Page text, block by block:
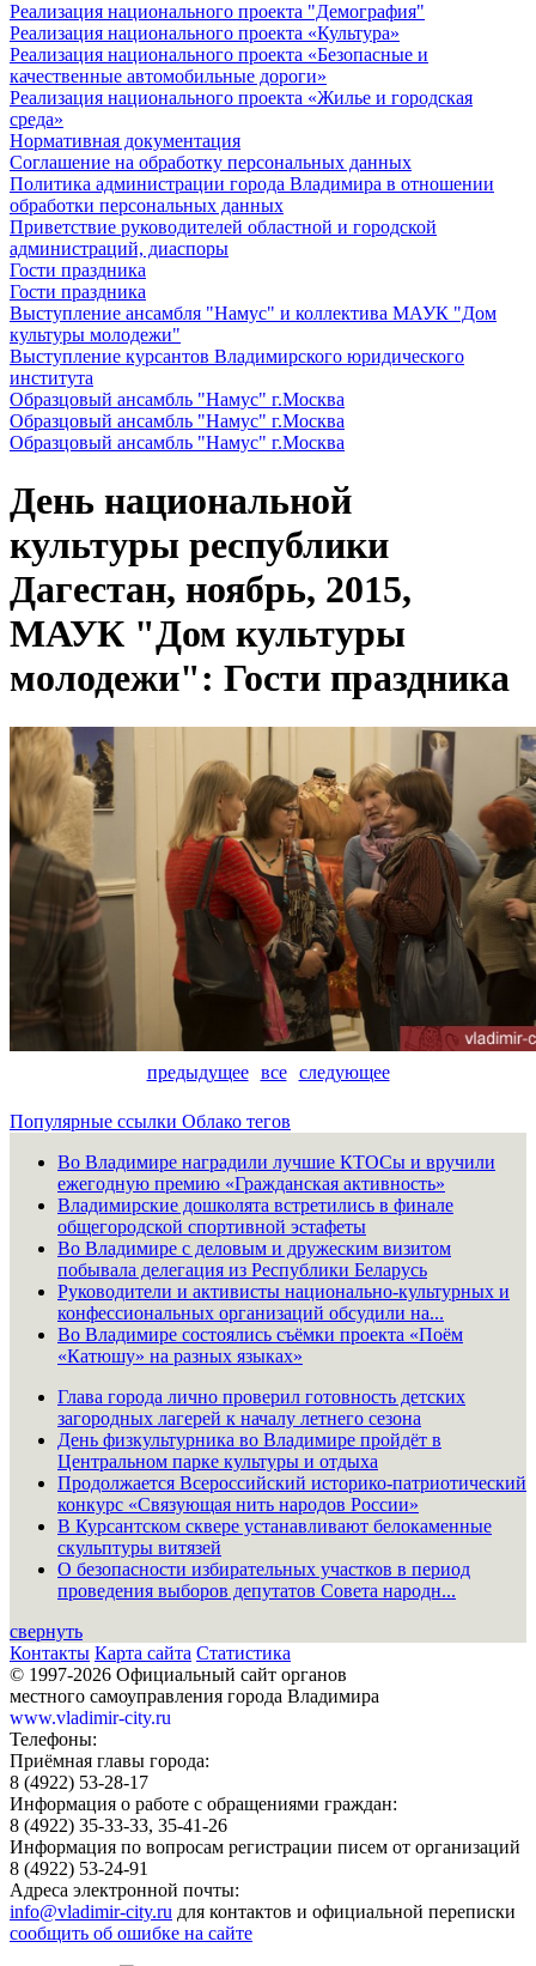
Реализация национального проекта "Демография"
Реализация национального проекта «Культура»
Реализация национального проекта «Безопасные и
качественные автомобильные дороги»
Реализация национального проекта «Жилье и городская
среда»
Нормативная документация
Соглашение на обработку персональных данных
Политика администрации города Владимира в отношении
обработки персональных данных
Приветствие руководителей областной и городской
администраций, диаспоры
Гости праздника
Гости праздника
Выступление ансамбля "Намус" и коллектива МАУК "Дом
культуры молодежи"
Выступление курсантов Владимирского юридического
института
Образцовый ансамбль "Намус" г.Москва
Образцовый ансамбль "Намус" г.Москва
Образцовый ансамбль "Намус" г.Москва
День национальной
культуры республики
Дагестан, ноябрь, 2015,
МАУК "Дом культуры
молодежи": Гости праздника
предыдущее все следующее
Популярные ссылки Облако тегов
Во Владимире наградили лучшие КТОСы и вручили
ежегодную премию «Гражданская активность»
Владимирские дошколята встретились в финале
общегородской спортивной эстафеты
Во Владимире с деловым и дружеским визитом
побывала делегация из Республики Беларусь
Руководители и активисты национально-культурных и
конфессиональных организаций обсудили на...
Во Владимире состоялись съёмки проекта «Поём
«Катюшу» на разных языках»
Глава города лично проверил готовность детских
загородных лагерей к началу летнего сезона
День физкультурника во Владимире пройдёт в
Центральном парке культуры и отдыха
Продолжается Всероссийский историко-патриотический
конкурс «Связующая нить народов России»
В Курсантском сквере устанавливают белокаменные
скульптуры витязей
О безопасности избирательных участков в период
проведения выборов депутатов Совета народн...
свернуть
Контакты Карта сайта Статистика
© 1997-2026 Официальный сайт органов
местного самоуправления города Владимира
www.vladimir-city.ru
Телефоны:
Приёмная главы города:
8 (4922) 53-28-17
Информация о работе с обращениями граждан:
8 (4922) 35-33-33, 35-41-26
Информация по вопросам регистрации писем от организаций
8 (4922) 53-24-91
Адреса электронной почты:
info@vladimir-city.ru для контактов и официальной переписки
сообщить об ошибке на сайте